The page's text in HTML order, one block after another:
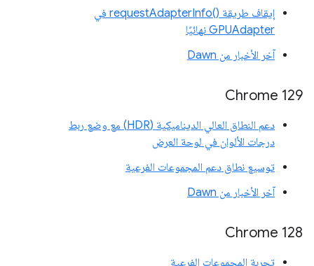
إيقاف طريقة requestAdapterInfo()‎ في
GPUAdapter نهائيًا
آخر الأخبار من Dawn
Chrome 129
دعم النطاق العالي الديناميكية (HDR) مع وضع ربط
درجات الألوان في لوحة العرض
توسيع نطاق دعم المجموعات الفرعية
آخر الأخبار من Dawn
‫Chrome 128
تجربة المجموعات الفرعية